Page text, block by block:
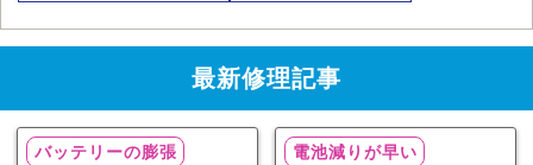
最新修理記事
バッテリーの膨張 電池減りが早い